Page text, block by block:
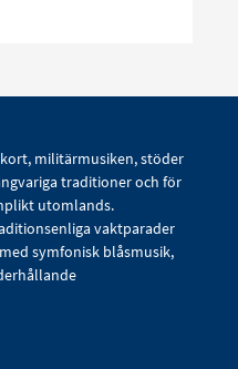
militärmusiken, stöder
traditioner och för
utomlands.
vaktparader
symfonisk blåsmusik,